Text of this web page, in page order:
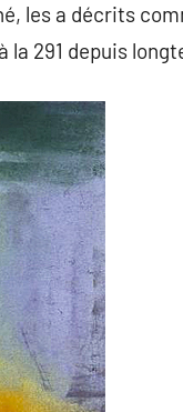
les a décrits
291 depuis